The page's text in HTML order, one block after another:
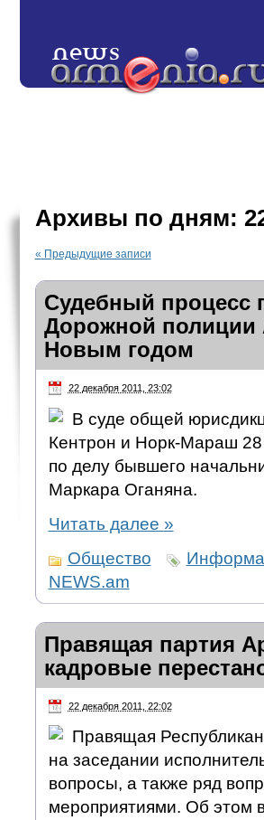
Архивы по дням:
« Предыдущие записи
Судебный процесс
Дорожной полиции
Новым годом
22 декабря 2011, 23:02
В суде общей
Кентрон и Норк-Мараш 28
по делу бывшего
Маркара Оганяна.
Читать далее »
Общество
NEWS.am
Правящая партия
кадровые
22 декабря 2011, 22:02
Правящая
на заседании
вопросы, а также ряд
мероприятиями. Об этом